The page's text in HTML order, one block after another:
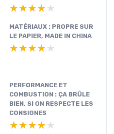
★★★★★
★★★★★
MATÉRIAUX : PROPRE SUR
LE PAPIER, MADE IN CHINA
★★★★★
★★★★★
PERFORMANCE ET
COMBUSTION : ÇA BRÛLE
BIEN, SI ON RESPECTE LES
CONSIGNES
★★★★★
★★★★★